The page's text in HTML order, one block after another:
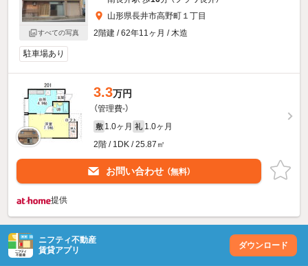
すべての写真
山形県長井市高野町１丁目
2階建 / 62年11ヶ月 / 木造
駐車場あり
3.3万円
（管理費-）
敷 1.0ヶ月 礼 1.0ヶ月
2階 / 1DK / 25.87㎡
お問い合わせ （無料）
提供
ニフティ不動産
賃貸アプリ
ダウンロード